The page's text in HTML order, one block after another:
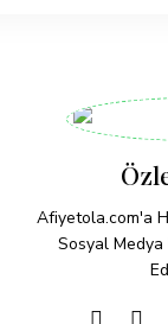
Afiyetola.com'a
Sosyal Medya